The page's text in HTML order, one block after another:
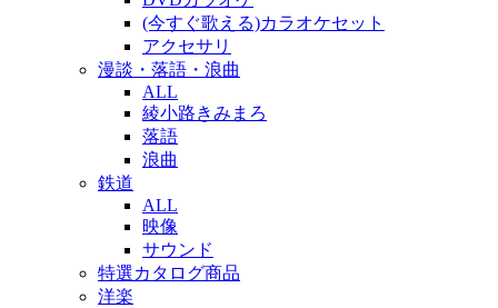
(今すぐ歌える)カラオケセット
アクセサリ
漫談・落語・浪曲
ALL
綾小路きみまろ
落語
浪曲
鉄道
ALL
映像
サウンド
特選カタログ商品
洋楽